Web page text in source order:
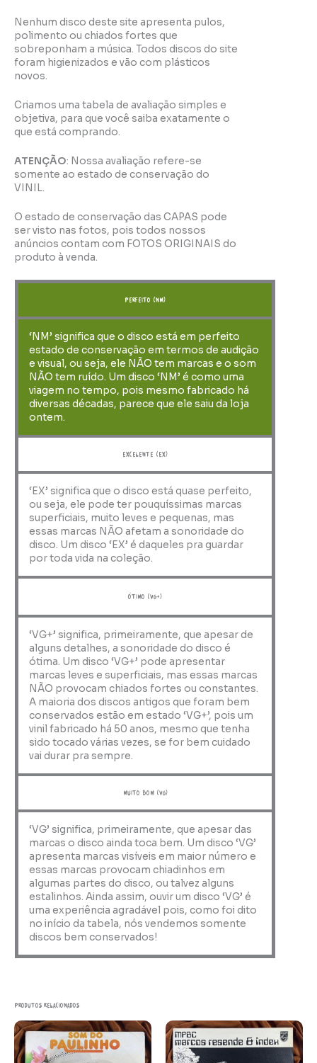
Nenhum disco deste site apresenta pulos,
polimento ou chiados fortes que
sobreponham a música. Todos discos do site
foram higienizados e vão com plásticos
novos.
Criamos uma tabela de avaliação simples e
objetiva, para que você saiba exatamente o
que está comprando.
ATENÇÃO: Nossa avaliação refere-se
somente ao estado de conservação do
VINIL.
O estado de conservação das CAPAS pode
ser visto nas fotos, pois todos nossos
anúncios contam com FOTOS ORIGINAIS do
produto à venda.
perfeito (NM)
‘NM’ significa que o disco está em perfeito
estado de conservação em termos de audição
e visual, ou seja, ele NÃO tem marcas e o som
NÃO tem ruído. Um disco ‘NM’ é como uma
viagem no tempo, pois mesmo fabricado há
diversas décadas, parece que ele saiu da loja
ontem.
Excelente (EX)
‘EX’ significa que o disco está quase perfeito,
ou seja, ele pode ter pouquíssimas marcas
superficiais, muito leves e pequenas, mas
essas marcas NÃO afetam a sonoridade do
disco. Um disco ‘EX’ é daqueles pra guardar
por toda vida na coleção.
ótimo (VG+)
‘VG+’ significa, primeiramente, que apesar de
alguns detalhes, a sonoridade do disco é
ótima. Um disco ‘VG+’ pode apresentar
marcas leves e superficiais, mas essas marcas
NÃO provocam chiados fortes ou constantes.
A maioria dos discos antigos que foram bem
conservados estão em estado ‘VG+’, pois um
vinil fabricado há 50 anos, mesmo que tenha
sido tocado várias vezes, se for bem cuidado
vai durar pra sempre.
muito bom (VG)
‘VG’ significa, primeiramente, que apesar das
marcas o disco ainda toca bem. Um disco ‘VG’
apresenta marcas visíveis em maior número e
essas marcas provocam chiadinhos em
algumas partes do disco, ou talvez alguns
estalinhos. Ainda assim, ouvir um disco ‘VG’ é
uma experiência agradável pois, como foi dito
no início da tabela, nós vendemos somente
discos bem conservados!
Produtos relacionados